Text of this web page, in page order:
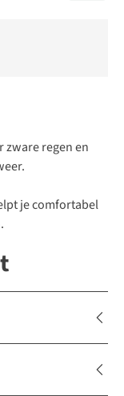
zware regen en
je comfortabel